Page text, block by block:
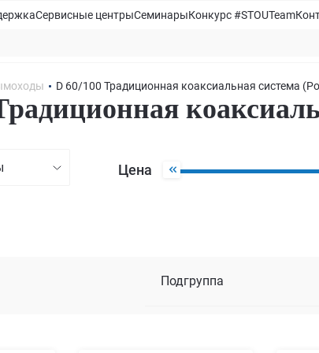
Сервисные центрыСеминарыКонкурс #STOUTeam
D 60/100 Традиционная коаксиальная система
Цена
Подгруппа